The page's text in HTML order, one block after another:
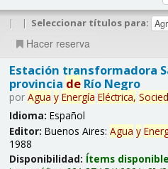
| | Seleccionar títulos para:
Hacer reserva
Estación transformadora
provincia deRío Negro
por Agua y Energía Eléctrica,
Idioma: Español
Editor: Buenos Aires: Agua y
1988
Disponibilidad: Ítems